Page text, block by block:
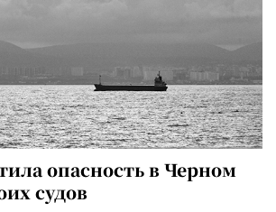
опасность в Черном
судов